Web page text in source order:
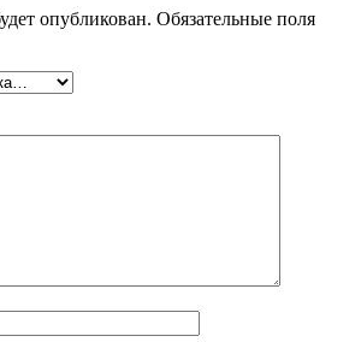
опубликован. Обязательные поля